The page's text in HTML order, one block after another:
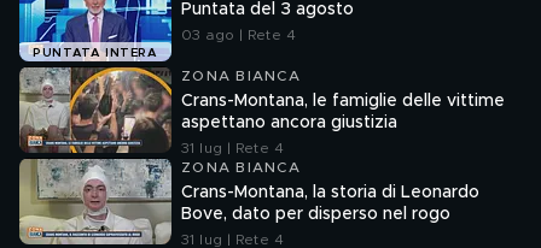
PUNTATA INTERA
Puntata del 3 agosto
03 ago | Rete 4
ZONA BIANCA
Crans-Montana, le famiglie delle vittime
aspettano ancora giustizia
31 lug | Rete 4
ZONA BIANCA
Crans-Montana, la storia di Leonardo
Bove, dato per disperso nel rogo
31 lug | Rete 4